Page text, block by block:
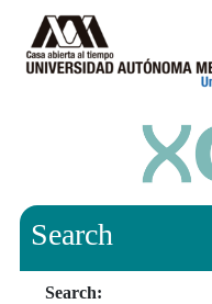
Search
Search: